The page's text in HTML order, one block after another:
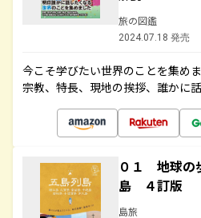
旅の図鑑
2024.07.18 発売
今こそ学びたい世界のことを集め
宗教、特長、現地の挨拶、誰かに
０１ 地球
島 ４訂版
島旅